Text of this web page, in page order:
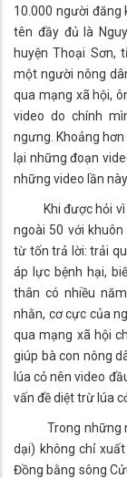
10.000 người đăng
tên đầy đủ là
huyện Thoại Sơn,
một người nông
qua mạng xã hội,
video do chính
ngưng. Khoảng
lại những đoạn
những video lần
Khi được hỏi vì
ngoài 50 với
từ tốn trả lời: trải
áp lực bệnh hại,
thân có nhiều
nhằn, cơ cực của
qua mạng xã hội
giúp bà con nông
lúa cỏ nên video
vấn đề diệt trừ lúa
Trong những
dại) không chỉ
Đồng bằng sông